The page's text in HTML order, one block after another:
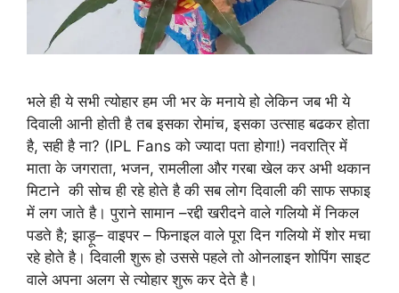
भले ही ये सभी त्योहार हम जी भर के मनाये हो लेकिन जब भी ये
दिवाली आनी होती है तब इसका रोमांच, इसका उत्साह बढकर होता
है, सही है ना? (IPL Fans को ज्यादा पता होगा!) नवरात्रि में
माता के जगराता, भजन, रामलीला और गरबा खेल कर अभी थकान
मिटाने की सोच ही रहे होते है की सब लोग दिवाली की साफ सफाइ
में लग जाते है। पुराने सामान –रद्दी खरीदने वाले गलियो में निकल
पडते है; झाड़ू– वाइपर – फिनाइल वाले पूरा दिन गलियो में शोर मचा
रहे होते है। दिवाली शुरू हो उससे पहले तो ओनलाइन शोपिंग साइट
वाले अपना अलग से त्योहार शुरू कर देते है।